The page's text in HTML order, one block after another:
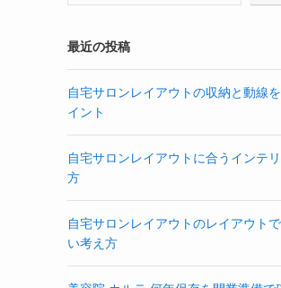
最近の投稿
自宅サロンレイアウトの収納と動線
イント
自宅サロンレイアウトに合うインテ
方
自宅サロンレイアウトのレイアウト
い考え方